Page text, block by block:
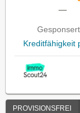
—
Gesponsert
Kreditfähigkeit
PROVISIONSFREI